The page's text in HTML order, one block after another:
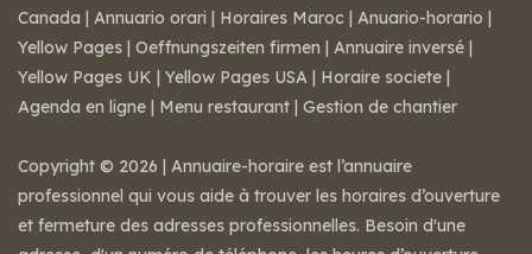
Canada | Annuario orari | Horaires Maroc | Anuario-horario |
Yellow Pages | Oeffnungszeiten firmen | Annuaire inversé |
Yellow Pages UK | Yellow Pages USA | Horaire societe |
Agenda en ligne | Menu restaurant | Gestion de chantier
Copyright © 2026 | Annuaire-horaire est l’annuaire
professionnel qui vous aide à trouver les horaires d’ouverture
et fermeture des adresses professionnelles. Besoin d'une